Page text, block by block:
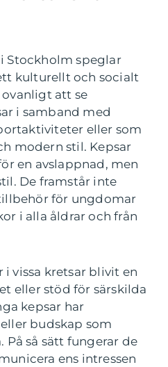
Stockholm speglar
kulturellt och socialt
att se
i samband med
eller som
modern stil. Kepsar
en avslappnad, men
De framstår inte
för ungdomar
i alla åldrar och från
i vissa kretsar blivit en
eller stöd för särskilda
kepsar har
budskap som
På så sätt fungerar de
ens intressen